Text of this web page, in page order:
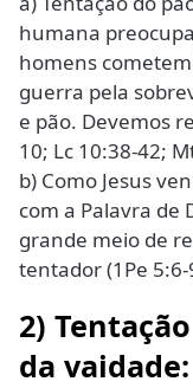
humana
homens
guerra pela
e pão. Devemos
10; Lc 10:38-42;
b) Como Jesus
com a Palavra de
grande meio de
tentador (1Pe 5:6-
2)
da vaidade: